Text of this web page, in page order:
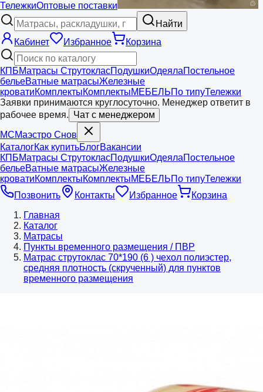
ТележкиОптовые поставки
Найти
Кабинет
Избранное Корзина
КПБМатрасы СтрутокласПодушкиОдеялаПостельное
бельеВатные матрасыЖелезные
кроватиКомплектыКомплектыМЕБЕЛЬПо типуТележки
Заявки принимаются круглосуточно. Менеджер ответит в
рабочее время. Чат с менеджером
МСМаэстро Снов
КаталогКак купитьБлогВакансии
КПБМатрасы СтрутокласПодушкиОдеялаПостельное
бельеВатные матрасыЖелезные
кроватиКомплектыКомплектыМЕБЕЛЬПо типуТележки
Позвонить
Контакты Избранное
Корзина
Главная
Каталог
Матрасы
Пункты временного размещения / ПВР
Матрас струтоклас 70*190 (6 ) чехол полиэстер,
средняя плотность (скрученный) для пунктов
временного размещения